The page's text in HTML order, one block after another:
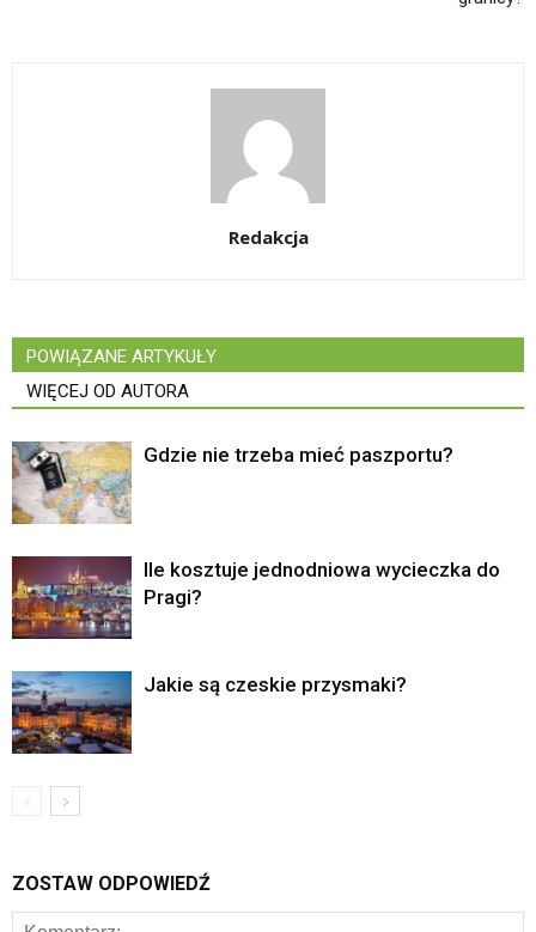
Redakcja
POWIĄZANE ARTYKUŁY
WIĘCEJ OD AUTORA
Gdzie nie trzeba mieć paszportu?
Ile kosztuje jednodniowa wycieczka do
Pragi?
Jakie są czeskie przysmaki?
ZOSTAW ODPOWIEDŹ